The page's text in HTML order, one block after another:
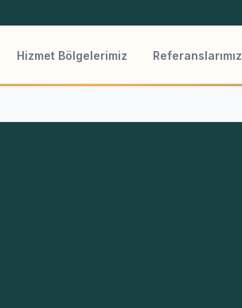
Hizmet Bölgelerimiz Referanslarımız